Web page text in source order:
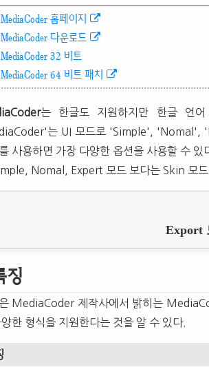
MediaCoder 홈페이지
MediaCoder 다운로드
MediaCoder 32 비트
MediaCoder 64 비트 패치
는 한글도 지원하지만 한글 언
는 UI 모드로 'Simple', 'Nomal',
사용하면 가장 다양한 옵션을 사용할 수
Nomal, Expert 모드 보다는 Skin 모
Export
징
MediaCoder 제작사에서 밝히는
한 형식을 지원한다는 것을 알 수 있다.